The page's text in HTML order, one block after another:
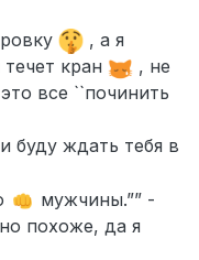
, а я
кран
, не
все ``починить
буду ждать тебя в
мужчины.”” -
похоже, да я